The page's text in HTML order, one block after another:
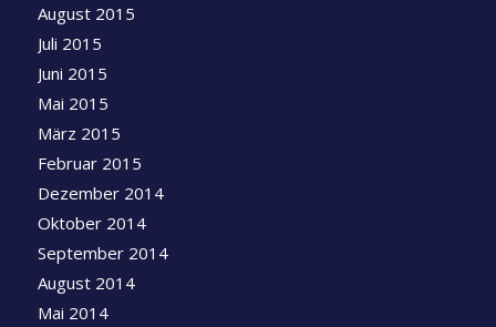
August 2015
Juli 2015
Juni 2015
Mai 2015
März 2015
Februar 2015
Dezember 2014
Oktober 2014
September 2014
August 2014
Mai 2014